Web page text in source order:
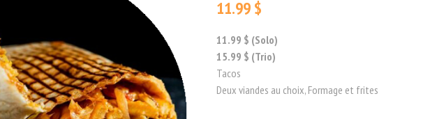
11.99 $
11.99 $ (Solo)
15.99 $ (Trio)
Tacos
Deux viandes au choix, Formage et frites